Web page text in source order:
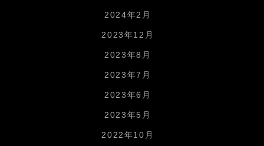
2024年2月
2023年12月
2023年8月
2023年7月
2023年6月
2023年5月
2022年10月